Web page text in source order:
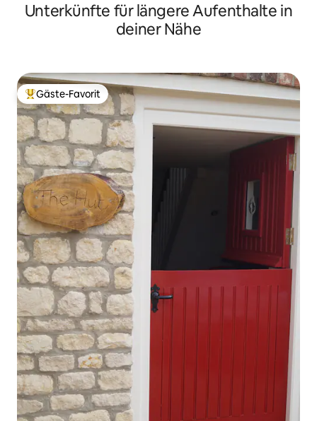
Unterkünfte für längere Aufenthalte in
deiner Nähe
Beliebter Gäste-Favorit.
Gäste-Favorit